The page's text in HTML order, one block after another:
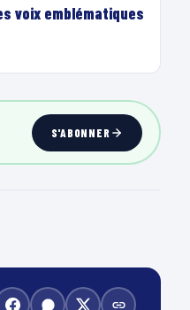
voix emblématiques
S'ABONNER